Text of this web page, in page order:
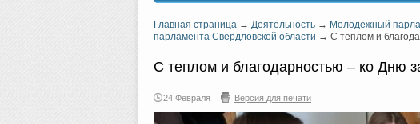
Главная страница → Деятельность → Молодежный
парламента Свердловской области → С теплом и
С теплом и благодарностью – ко Дню
24 Февраля Версия для печати